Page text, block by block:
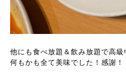
他にも食べ放題＆飲み放題で高級
何もかも全て美味でした！感謝！